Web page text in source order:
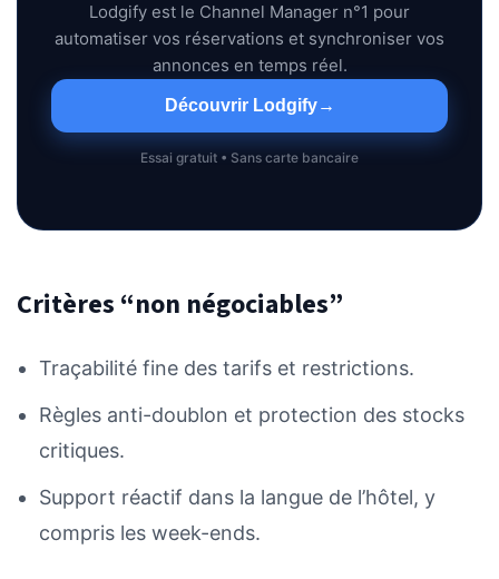
Lodgify est le Channel Manager n°1 pour
automatiser vos réservations et synchroniser vos
annonces en temps réel.
Découvrir Lodgify→
Essai gratuit • Sans carte bancaire
Critères “non négociables”
Traçabilité fine des tarifs et restrictions.
Règles anti-doublon et protection des stocks
critiques.
Support réactif dans la langue de l’hôtel, y
compris les week-ends.